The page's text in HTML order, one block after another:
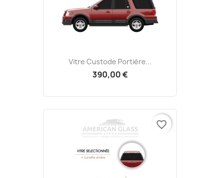
Vitre Custode Portière...
390,00 €
favorite_border